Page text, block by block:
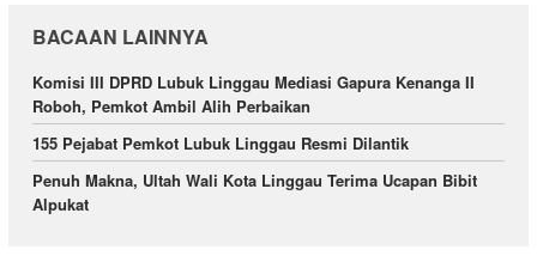
BACAAN LAINNYA
Komisi III DPRD Lubuk Linggau Mediasi Gapura Kenanga II
Roboh, Pemkot Ambil Alih Perbaikan
155 Pejabat Pemkot Lubuk Linggau Resmi Dilantik
Penuh Makna, Ultah Wali Kota Linggau Terima Ucapan Bibit
Alpukat